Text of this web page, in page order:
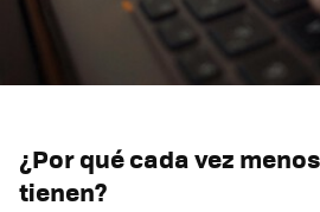
¿Por qué cada vez
tienen?